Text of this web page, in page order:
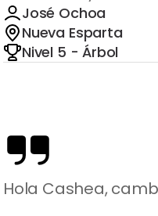
José Ochoa
Nueva Esparta
Nivel 5 - Árbol
Hola Cashea,